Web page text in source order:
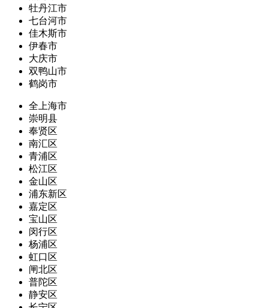
牡丹江市
七台河市
佳木斯市
伊春市
大庆市
双鸭山市
鹤岗市
全上海市
崇明县
奉贤区
南汇区
青浦区
松江区
金山区
浦东新区
嘉定区
宝山区
闵行区
杨浦区
虹口区
闸北区
普陀区
静安区